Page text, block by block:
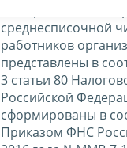
среднесписочной
работников
представлены в
3 статьи 80
Российской
сформированы в
Приказом ФНС